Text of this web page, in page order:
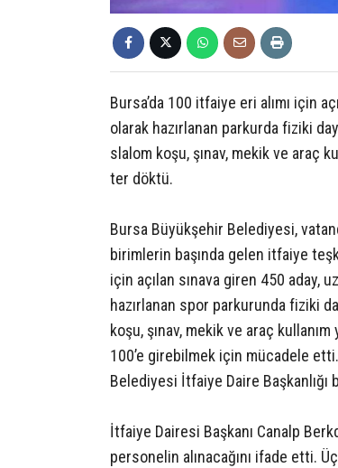
Bursa’da 100 itfaiye eri alımı için
olarak hazırlanan parkurda fiziki
slalom koşu, şınav, mekik ve araç
ter döktü.
Bursa Büyükşehir Belediyesi,
birimlerin başında gelen itfaiye
için açılan sınava giren 450 aday,
hazırlanan spor parkurunda fiziki
koşu, şınav, mekik ve araç
100’e girebilmek için mücadele
Belediyesi İtfaiye Daire
İtfaiye Dairesi Başkanı Canalp
personelin alınacağını ifade etti.